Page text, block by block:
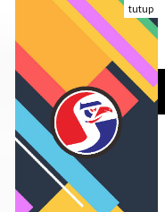
tutup